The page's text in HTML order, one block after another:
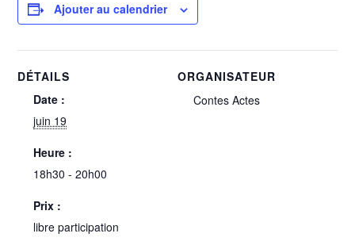
Ajouter au calendrier
DÉTAILS
Date :
juin 19
Heure :
18h30 - 20h00
Prix :
libre participation
ORGANISATEUR
Contes Actes